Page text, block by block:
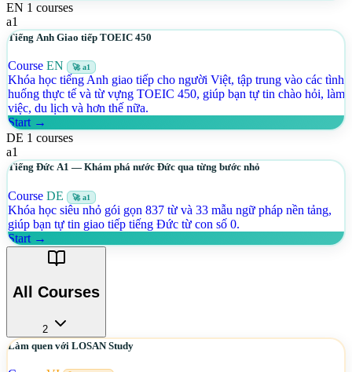
EN 1 courses
a1
Tiếng Anh Giao tiếp TOEIC 450
Course EN 🚀 a1
Khóa học tiếng Anh giao tiếp cho người Việt, tập trung vào các tình
huống thực tế và từ vựng TOEIC 450, giúp bạn tự tin chào hỏi, làm
việc, du lịch và hơn thế nữa.
Start →
DE 1 courses
a1
Tiếng Đức A1 — Khám phá nước Đức qua từng bước nhỏ
Course DE 🚀 a1
Khóa học siêu nhỏ gói gọn 837 từ và 33 mẫu ngữ pháp nền tảng,
giúp bạn tự tin giao tiếp tiếng Đức từ con số 0.
Start →
All Courses
2
Làm quen với LOSAN Study